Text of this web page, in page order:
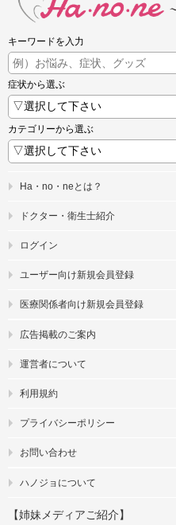
キーワードを入力
症状から選ぶ
カテゴリーから選ぶ
Ha・no・neとは？
ドクター・衛生士紹介
ログイン
ユーザー向け新規会員登録
医療関係者向け新規会員登録
広告掲載のご案内
運営者について
利用規約
プライバシーポリシー
お問い合わせ
ハノジョについて
【姉妹メディアご紹介】